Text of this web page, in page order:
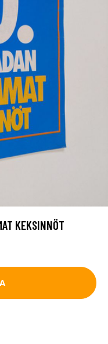
KEKSINNÖT